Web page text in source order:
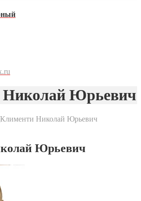
Юрьевич
Клименти Николай Юрьевич
Юрьевич